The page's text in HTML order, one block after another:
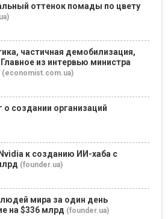
оттенок помады по цвету
частичная демобилизация,
из интервью министра
(economist.com.ua)
создании организаций
к созданию ИИ-хаба с
(founder.ua)
мира за один день
на $336 млрд (founder.ua)